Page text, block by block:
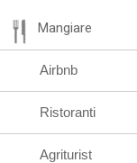
Mangiare
Airbnb
Ristoranti
Agriturist